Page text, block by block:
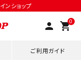
ンショップ
person 0
shopping_cart
ご利用ガイド